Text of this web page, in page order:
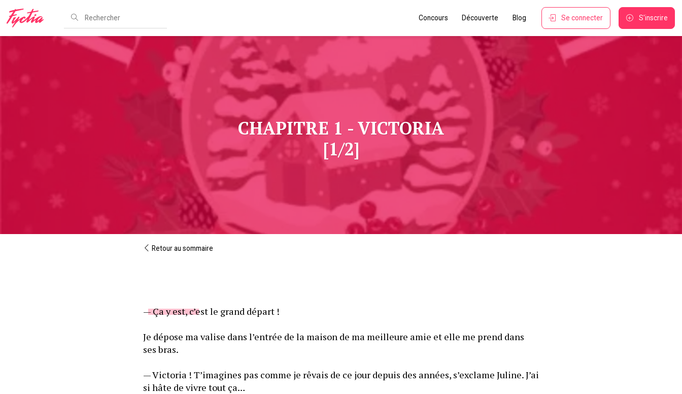
Concours Découverte Blog S'inscrire
Se connecter
CHAPITRE 1 - VICTORIA
[1/2]
Retour au sommaire
Je dépose ma valise dans l’entrée de la maison de ma meilleure amie et elle me prend dans
ses bras.
— Victoria ! T’imagines pas comme je rêvais de ce jour depuis des années, s’exclame Juline. J’ai
si hâte de vivre tout ça…